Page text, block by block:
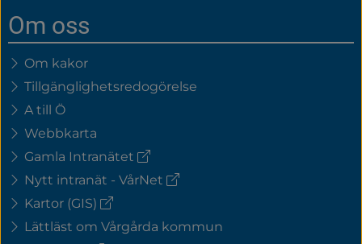
Om oss
Om kakor
Tillgänglighetsredogörelse
A till Ö
Webbkarta
Gamla Intranätet (extern
länk)
Nytt intranät - VårNet (extern
Kartor (GIS) (extern
länk)
Lättläst om Vårgårda kommun